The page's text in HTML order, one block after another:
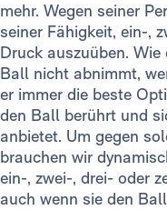
mehr. Wegen seiner
seiner Fähigkeit, ein-,
Druck auszuüben.
Ball nicht abnimmt,
er immer die beste
den Ball berührt und
anbietet. Um gegen
brauchen wir
ein-, zwei-, drei- oder
auch wenn sie den